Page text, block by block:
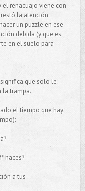
el renacuajo viene con
la atención
un puzzle en ese
debida (y que es
en el suelo para
que solo le
la trampa.
el tiempo que hay
haces?
a tus